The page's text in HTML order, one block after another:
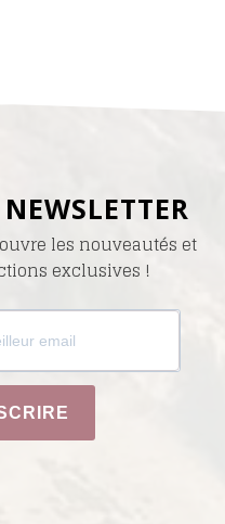
les nouveautés et
exclusives !